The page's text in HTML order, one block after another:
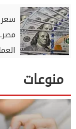
منوعات